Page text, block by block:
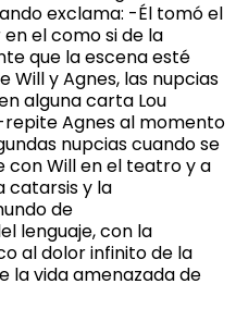
exclama: -Él tomó el
el como si de la
que la escena esté
Will y Agnes, las nupcias
alguna carta Lou
repite Agnes al momento
nupcias cuando se
Will en el teatro y a
catarsis y la
de
lenguaje, con la
al dolor infinito de la
la vida amenazada de